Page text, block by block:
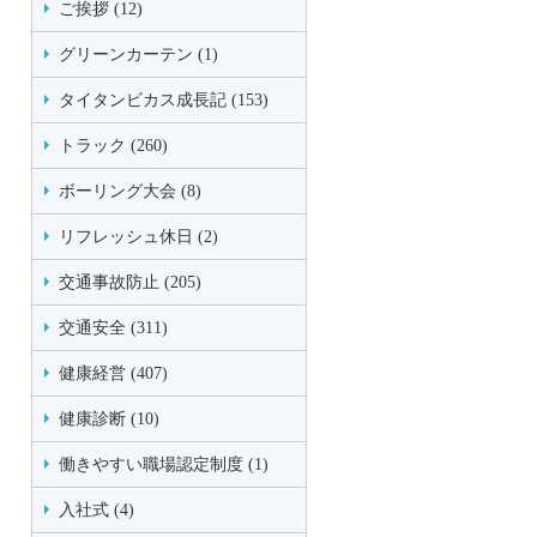
ご挨拶 (12)
グリーンカーテン (1)
タイタンビカス成長記 (153)
トラック (260)
ボーリング大会 (8)
リフレッシュ休日 (2)
交通事故防止 (205)
交通安全 (311)
健康経営 (407)
健康診断 (10)
働きやすい職場認定制度 (1)
入社式 (4)